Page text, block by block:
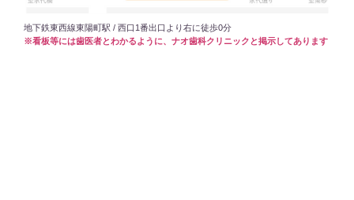
地下鉄東西線東陽町駅 / 西口1番出口より右に徒歩0分
※看板等には歯医者とわかるように、ナオ歯科クリニックと掲示してあります